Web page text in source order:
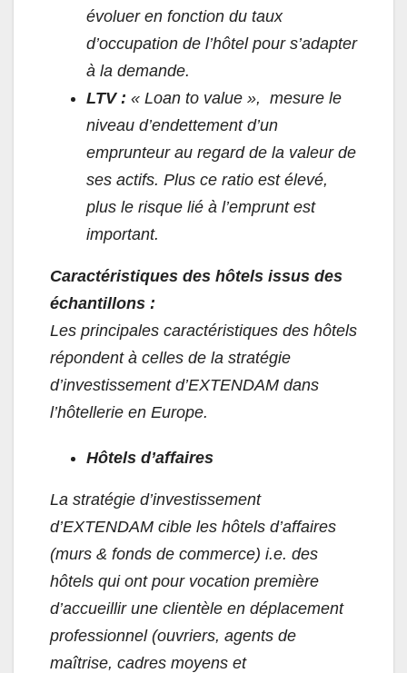
évoluer en fonction du taux
d’occupation de l’hôtel pour s’adapter
à la demande.
LTV : « Loan to value », mesure le
niveau d’endettement d’un
emprunteur au regard de la valeur de
ses actifs. Plus ce ratio est élevé,
plus le risque lié à l’emprunt est
important.
Caractéristiques des hôtels issus des
échantillons :
Les principales caractéristiques des hôtels
répondent à celles de la stratégie
d’investissement d’EXTENDAM dans
l’hôtellerie en Europe.
Hôtels d’affaires
La stratégie d’investissement
d’EXTENDAM cible les hôtels d’affaires
(murs & fonds de commerce) i.e. des
hôtels qui ont pour vocation première
d’accueillir une clientèle en déplacement
professionnel (ouvriers, agents de
maîtrise, cadres moyens et